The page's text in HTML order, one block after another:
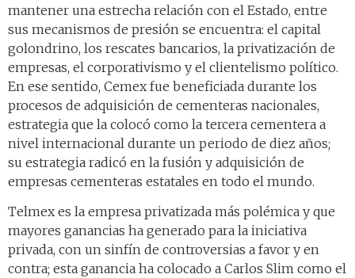
mantener una estrecha relación con el Estado, entre
sus mecanismos de presión se encuentra: el capital
golondrino, los rescates bancarios, la privatización de
empresas, el corporativismo y el clientelismo político.
En ese sentido, Cemex fue beneficiada durante los
procesos de adquisición de cementeras nacionales,
estrategia que la colocó como la tercera cementera a
nivel internacional durante un periodo de diez años;
su estrategia radicó en la fusión y adquisición de
empresas cementeras estatales en todo el mundo.
Telmex es la empresa privatizada más polémica y que
mayores ganancias ha generado para la iniciativa
privada, con un sinfín de controversias a favor y en
contra; esta ganancia ha colocado a Carlos Slim como el